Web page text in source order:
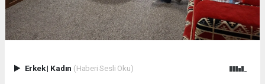
Erkek| Kadın (Haberi Sesli Oku)